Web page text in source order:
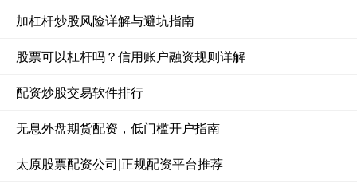
加杠杆炒股风险详解与避坑指南
股票可以杠杆吗？信用账户融资规则详解
配资炒股交易软件排行
无息外盘期货配资，低门槛开户指南
太原股票配资公司|正规配资平台推荐